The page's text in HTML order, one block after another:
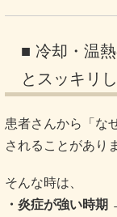
■ 冷却・温熱
とスッキリ
患者さんから「な
されることがあり
そんな時は、
・炎症が強い時